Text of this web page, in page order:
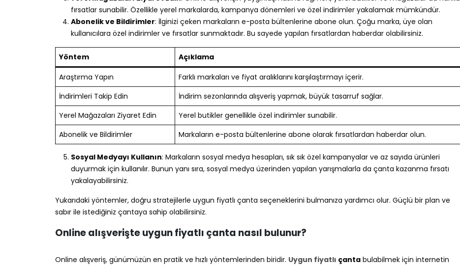
fırsatlar sunabilir. Özellikle yerel markalarda, kampanya dönemleri ve özel indirimler yakalamak mümkündür.
Abonelik ve Bildirimler: İlginizi çeken markaların e-posta bültenlerine abone olun. Çoğu marka, üye olan
kullanıcılara özel indirimler ve fırsatlar sunmaktadır. Bu sayede yapılan fırsatlardan haberdar olabilirsiniz.
Yöntem Açıklama
Araştırma Yapın
Farklı markaları ve fiyat aralıklarını karşılaştırmayı içerir.
İndirimleri Takip Edin
İndirim sezonlarında alışveriş yapmak, büyük tasarruf sağlar.
Yerel Mağazaları Ziyaret Edin
Yerel butikler genellikle özel indirimler sunabilir.
Abonelik ve Bildirimler
Markaların e-posta bültenlerine abone olarak fırsatlardan haberdar olun.
Sosyal Medyayı Kullanın: Markaların sosyal medya hesapları, sık sık özel kampanyalar ve az sayıda ürünleri
duyurmak için kullanılır. Bunun yanı sıra, sosyal medya üzerinden yapılan yarışmalarla da çanta kazanma fırsatı
yakalayabilirsiniz.
Yukarıdaki yöntemler, doğru stratejilerle uygun fiyatlı çanta seçeneklerini bulmanıza yardımcı olur. Güçlü bir plan ve
sabır ile istediğiniz çantaya sahip olabilirsiniz.
Online alışverişte uygun fiyatlı çanta nasıl bulunur?
Online alışveriş, günümüzün en pratik ve hızlı yöntemlerinden biridir. Uygun fiyatlı çanta bulabilmek için internetin